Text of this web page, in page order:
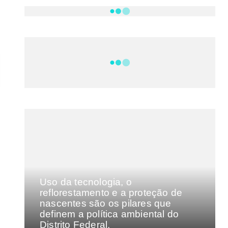
FILMES E SÉRIES
Uso da tecnologia, o
reflorestamento e a proteção de
nascentes são os pilares que
definem a política ambiental do
Distrito Federal.